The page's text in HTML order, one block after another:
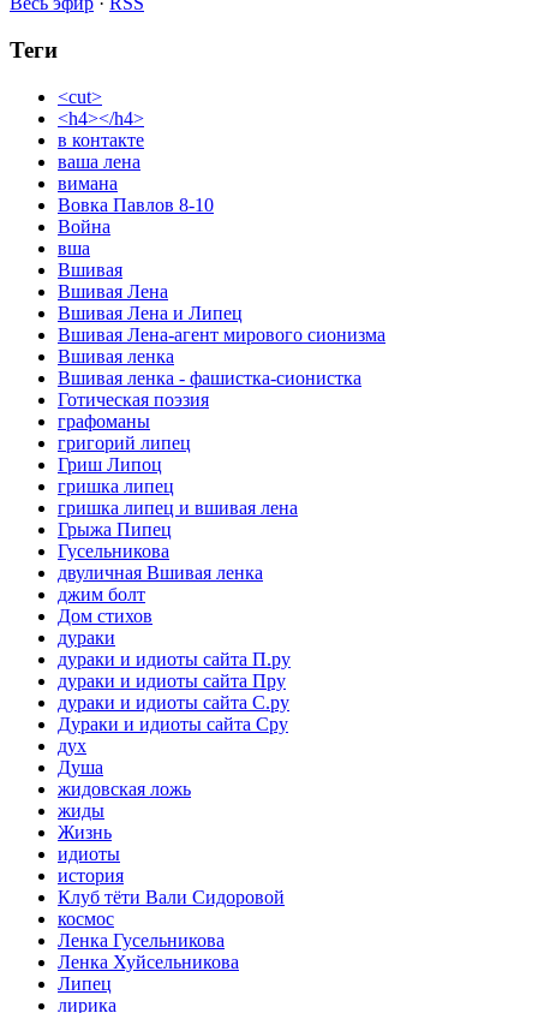
Теги
<cut>
<h4></h4>
в контакте
ваша лена
вимана
Вовка Павлов 8-10
Война
вша
Вшивая
Вшивая Лена
Вшивая Лена и Липец
Вшивая Лена-агент мирового сионизма
Вшивая ленка
Вшивая ленка - фашистка-сионистка
Готическая поэзия
графоманы
григорий липец
Гриш Липоц
гришка липец
гришка липец и вшивая лена
Грыжа Пипец
Гусельникова
двуличная Вшивая ленка
джим болт
Дом стихов
дураки
дураки и идиоты сайта П.ру
дураки и идиоты сайта Пру
дураки и идиоты сайта С.ру
Дураки и идиоты сайта Сру
дух
Душа
жидовская ложь
жиды
Жизнь
идиоты
история
Клуб тёти Вали Сидоровой
космос
Ленка Гусельникова
Ленка Хуйсельникова
Липец
лирика